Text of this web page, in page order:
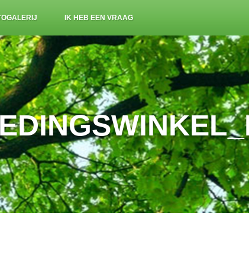
IK HEB EEN VRAAG